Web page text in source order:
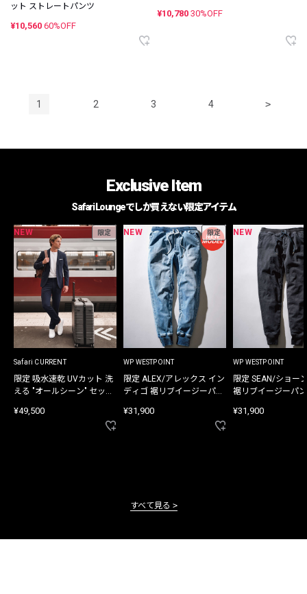
ット ストレートパンツ
¥10,560 60%OFF
¥10,780 30%OFF
1 2 3 4 >
Exclusive Item
Safari Loungeでしか買えない限定アイテム
NEW 限定
Safari CURRENT
限定 吸水速乾 UVカット 洗
える "オールシーン" セット
¥49,500
NEW 限定
WP WESTPOINT
限定 ALEX/アレックス イン
ディゴ 裾リブイージーパン
¥31,900
NEW
WP WESTPOINT
限定 SEAN/ショー
裾リブイージーパ
¥31,900
すべて見る